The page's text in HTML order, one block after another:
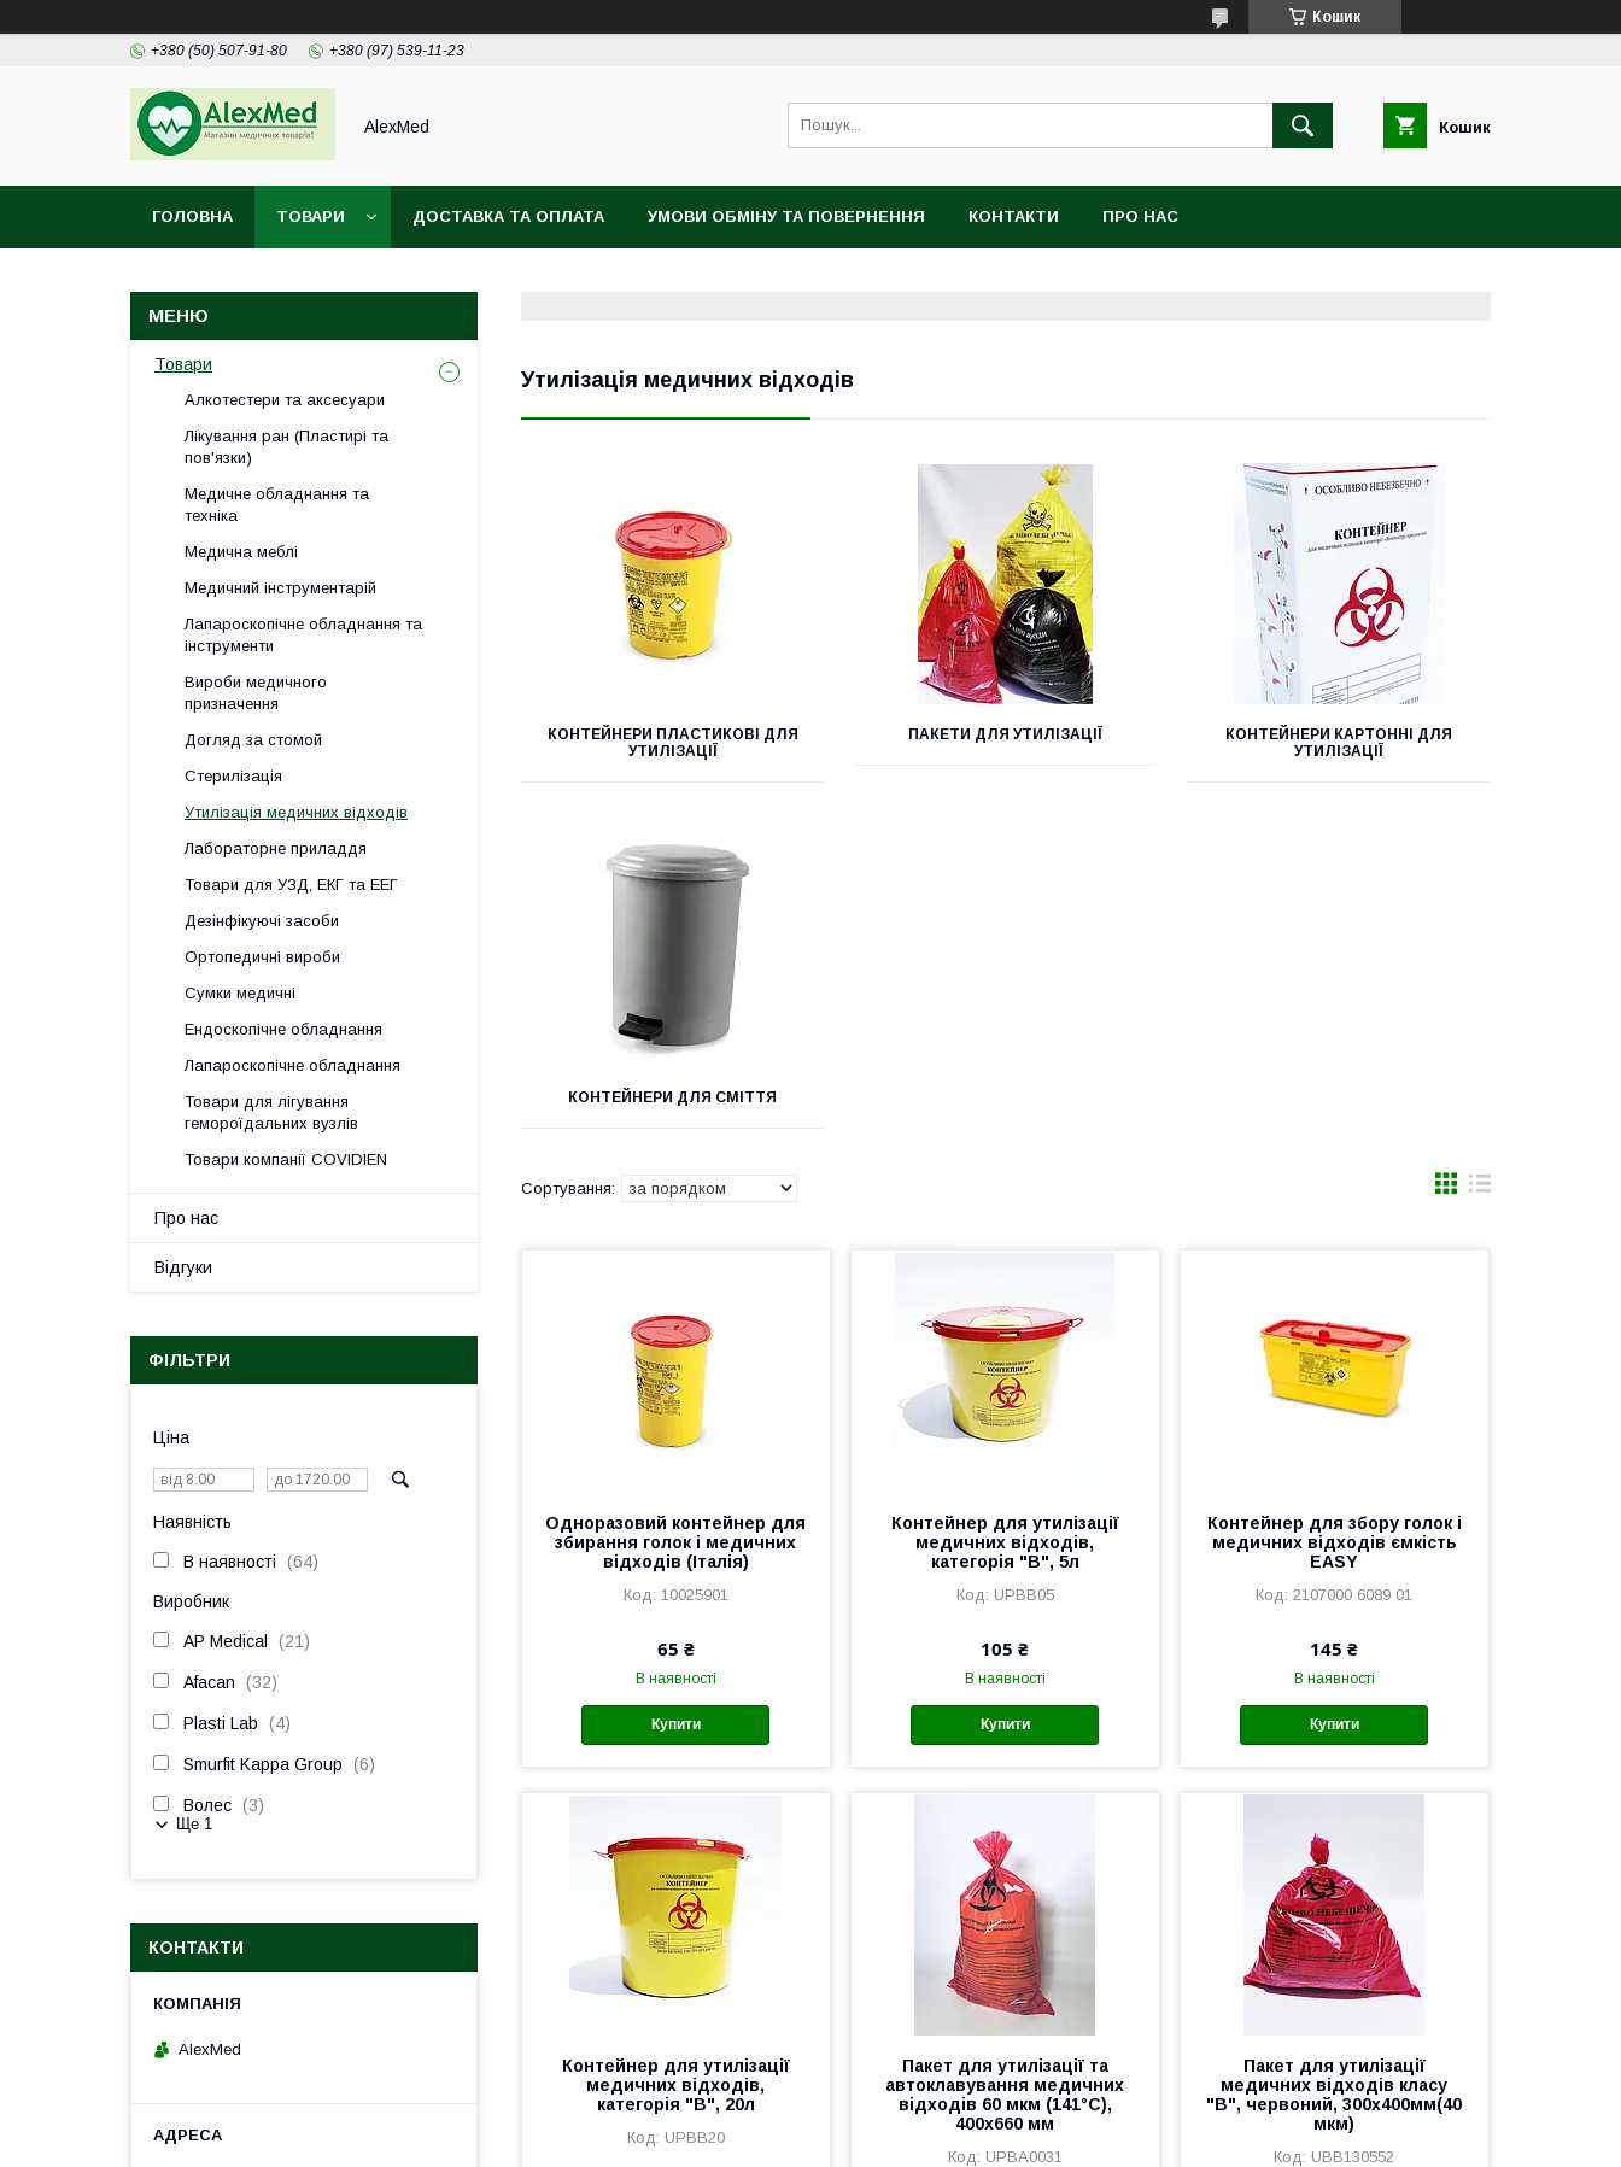
Кошик
+380 (50) 507-91-80 +380 (97) 539-11-23
AlexMed Кошик
ГОЛОВНА ТОВАРИ ДОСТАВКА ТА ОПЛАТА УМОВИ ОБМІНУ ТА ПОВЕРНЕННЯ КОНТАКТИ ПРО НАС
Утилізація медичних відходів
КОНТЕЙНЕРИ ПЛАСТИКОВІ ДЛЯ
УТИЛІЗАЦІЇ
ПАКЕТИ ДЛЯ УТИЛІЗАЦІЇ
КОНТЕЙНЕРИ КАРТОННІ ДЛЯ
УТИЛІЗАЦІЇ
КОНТЕЙНЕРИ ДЛЯ СМІТТЯ
Одноразовий контейнер для
збирання голок і медичних
відходів (Італія)
10025901
65 ₴
В наявності
Купити
Контейнер для утилізації
медичних відходів,
категорія "В", 5л
UPBB05
105 ₴
В наявності
Купити
Контейнер для збору голок і
медичних відходів ємкість
EASY
2107000 6089 01
145 ₴
В наявності
Купити
Контейнер для утилізації
медичних відходів,
категорія "В", 20л
UPBB20
Пакет для утилізації та
автоклавування медичних
відходів 60 мкм (141°C),
400х660 мм
UPBA0031
Пакет для утилізації
медичних відходів класу
"В", червоний, 300х400мм(40
мкм)
UBB130552
Товари
Алкотестери та аксесуари
Лікування ран (Пластирі та
пов'язки)
Медичне обладнання та
техніка
Медична меблі
Медичний інструментарій
Лапароскопічне обладнання та
інструменти
Вироби медичного
призначення
Догляд за стомой
Стерилізація
Утилізація медичних відходів
Лабораторне приладдя
Товари для УЗД, ЕКГ та ЕЕГ
Дезінфікуючі засоби
Ортопедичні вироби
Сумки медичні
Ендоскопічне обладнання
Лапароскопічне обладнання
Товари для лігування
гемороїдальних вузлів
Товари компанії COVIDIEN
Про нас
Відгуки
ФІЛЬТРИ
Ціна
Наявність
В наявності 64
Виробник
AP Medical 21
Afacan 32
Plasti Lab 4
Smurfit Kappa Group 6
Волес 3
Ще 1
КОНТАКТИ
AlexMed